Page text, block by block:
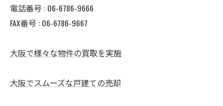
電話番号 : 06-6786-9666
FAX番号 : 06-6786-9667
大阪で様々な物件の買取を実施
大阪でスムーズな戸建ての売却